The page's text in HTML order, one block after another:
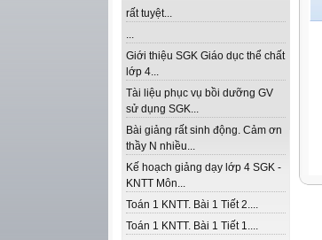
rất tuyệt...
...
Giới thiệu SGK Giáo dục thể chất
lớp 4...
Tài liệu phục vụ bồi dưỡng GV
sử dụng SGK...
Bài giảng rất sinh động. Cảm ơn
thầy N nhiều...
Kế hoạch giảng dạy lớp 4 SGK -
KNTT Môn...
Toán 1 KNTT. Bài 1 Tiết 2....
Toán 1 KNTT. Bài 1 Tiết 1....